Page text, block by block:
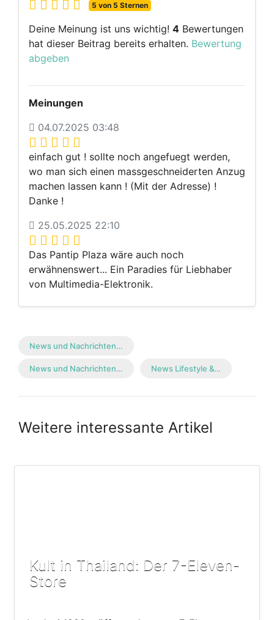
5 von 5 Sternen
Deine Meinung ist uns wichtig! 4 Bewertungen
hat dieser Beitrag bereits erhalten. Bewertung
abgeben
Meinungen
04.07.2025 03:48
einfach gut ! sollte noch angefuegt werden,
wo man sich einen massgeschneiderten Anzug
machen lassen kann ! (Mit der Adresse) !
Danke !
25.05.2025 22:10
Das Pantip Plaza wäre auch noch
erwähnenswert... Ein Paradies für Liebhaber
von Multimedia-Elektronik.
News und Nachrichten…
News und Nachrichten… News Lifestyle &…
Weitere interessante Artikel
Kult in Thailand: Der 7-Eleven-
Store